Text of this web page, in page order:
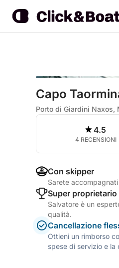
Capo
Porto di Giardini Naxos,
4.5
4 RECENSIONI
Con skipper
Sarete
Super proprietario
Salvatore è un
qualità.
Cancellazione
Ottieni un rimborso
spese di servizio e la